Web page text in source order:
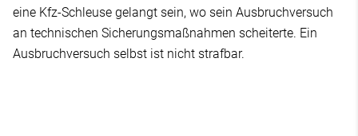
eine Kfz-Schleuse gelangt sein, wo sein Ausbruchversuch
an technischen Sicherungsmaßnahmen scheiterte. Ein
Ausbruchversuch selbst ist nicht strafbar.